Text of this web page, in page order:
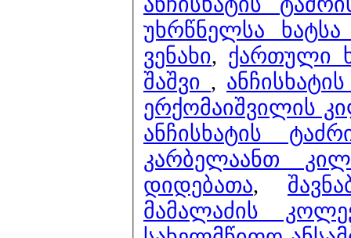
უხრწნელსა ხატსა
ვენახი, ქართული
შაშვი ,
ერქომაიშვილის
ანჩისხატის
კარბელაანთ
დიდებათა,
მამალაძის